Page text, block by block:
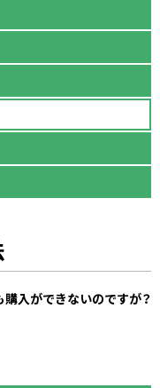
入ができないのですが？